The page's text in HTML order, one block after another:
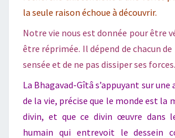
la seule raison échoue à découvrir.
Notre vie nous est donnée pour être
être réprimée. Il dépend de chacun
sensée et de ne pas dissiper ses forces.
La Bhagavad-Gîtâ s’appuyant sur
de la vie, précise que le monde est la
divin, et que ce divin œuvre dans
humain qui entrevoit le dessein